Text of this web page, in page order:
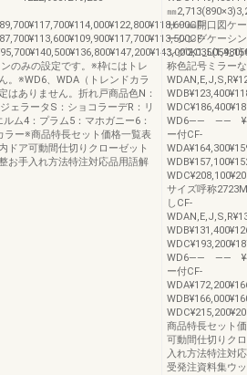
のみの設定です。※枠にはトレ
。※WD6、WDA（トレンドカラ
はありません。折れ戸商品色N：
ェラータS：ショコラーデR：リ
ム4：プラム5：マホガニー6：
ー※商品特長セット価格一覧表
ドア可動間仕切りクローゼット
お手入れ方法特注対応品用語解
㎜
Ｈ︶㎜開口図ケ
ーシングケーシ
ング2,035(1,980)
称色記号ミラー
WD6―― ――
ー付CF-
サイズ呼称
しCF-
WD6―― ――
ー付CF-
商品特長セット
可動間仕切りク
入れ方法特注対
受発注資料集ウ